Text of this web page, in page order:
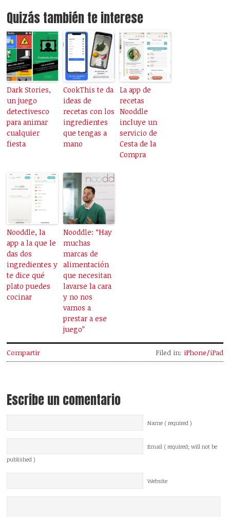
Quizás también te interese
Dark Stories,
un juego
detectivesco
para animar
cualquier
fiesta
CookThis te da
ideas de
recetas con los
ingredientes
que tengas a
mano
La app de
recetas
Nooddle
incluye un
servicio de
Cesta de la
Compra
Nooddle, la
app a la que le
das dos
ingredientes y
te dice qué
plato puedes
cocinar
Nooddle: “Hay
muchas
marcas de
alimentación
que necesitan
lavarse la cara
y no nos
vamos a
prestar a ese
juego”
Compartir Filed in: iPhone/iPad
Escribe un comentario
Name ( required )
Email ( required; will not be
published )
Website